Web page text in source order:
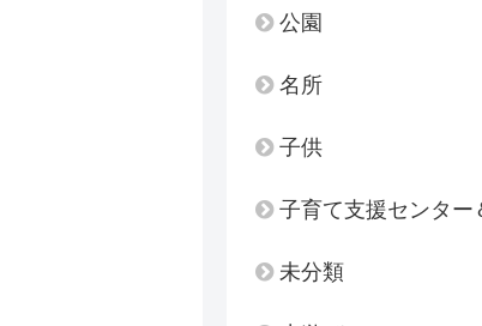
公園
名所
子供
子育て支援センター
未分類